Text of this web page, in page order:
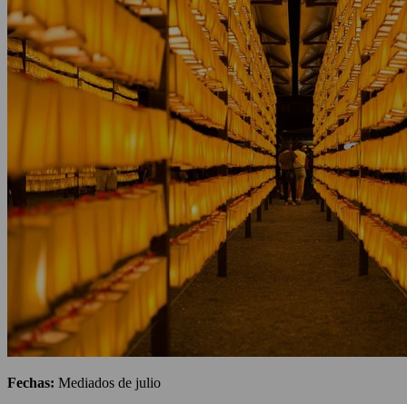
Fechas: Mediados de julio